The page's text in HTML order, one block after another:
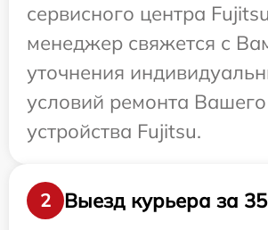
сервисного центра
менеджер свяжется с
уточнения
условий ремонта Вашего
устройства Fujitsu.
2 Выезд курьера за